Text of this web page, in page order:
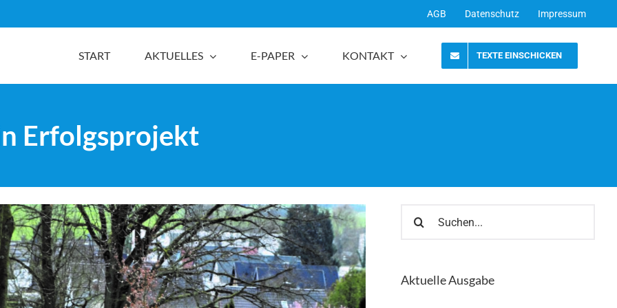
AGB Datenschutz Impressum
START AKTUELLES E-PAPER KONTAKT TEXTE EINSCHICKEN
Erfolgsprojekt
nach:
Aktuelle Ausgabe